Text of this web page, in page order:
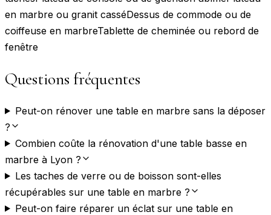
en marbre ou granit casséDessus de commode ou de
coiffeuse en marbreTablette de cheminée ou rebord de
fenêtre
Questions fréquentes
Peut-on rénover une table en marbre sans la déposer
?
Combien coûte la rénovation d'une table basse en
marbre à Lyon ?
Les taches de verre ou de boisson sont-elles
récupérables sur une table en marbre ?
Peut-on faire réparer un éclat sur une table en